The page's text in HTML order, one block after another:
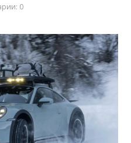
0